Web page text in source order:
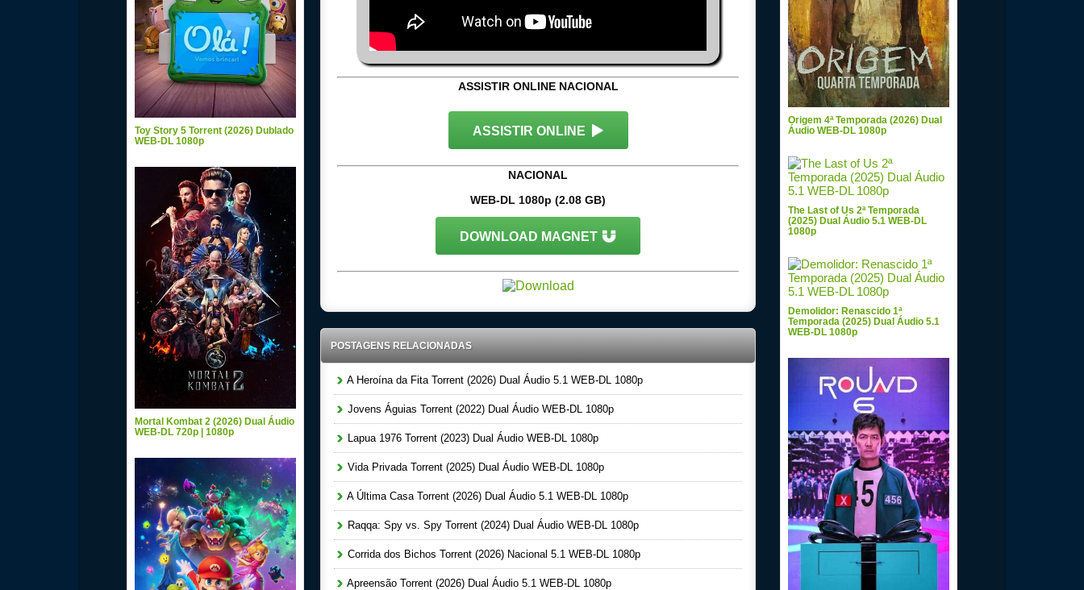
ASSISTIR ONLINE NACIONAL
ASSISTIR ONLINE
NACIONAL
WEB-DL 1080p (2.08 GB)
DOWNLOAD MAGNET
POSTAGENS RELACIONADAS
A Heroína da Fita Torrent (2026) Dual Áudio 5.1 WEB-DL 1080p
Jovens Águias Torrent (2022) Dual Áudio WEB-DL 1080p
Lapua 1976 Torrent (2023) Dual Áudio WEB-DL 1080p
Vida Privada Torrent (2025) Dual Áudio WEB-DL 1080p
A Última Casa Torrent (2026) Dual Áudio 5.1 WEB-DL 1080p
Raqqa: Spy vs. Spy Torrent (2024) Dual Áudio WEB-DL 1080p
Corrida dos Bichos Torrent (2026) Nacional 5.1 WEB-DL 1080p
Apreensão Torrent (2026) Dual Áudio 5.1 WEB-DL 1080p
Toy Story 5 Torrent (2026) Dublado
WEB-DL 1080p
Mortal Kombat 2 (2026) Dual Áudio
WEB-DL 720p | 1080p
Origem 4ª Temporada (2026) Dual
Áudio WEB-DL 1080p
The Last of Us 2ª Temporada
(2025) Dual Áudio 5.1 WEB-DL
1080p
Demolidor: Renascido 1ª
Temporada (2025) Dual Áudio 5.1
WEB-DL 1080p